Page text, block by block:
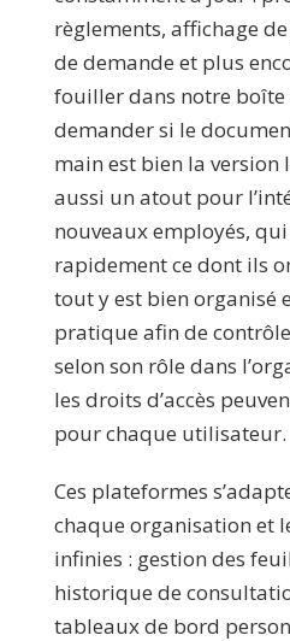
règlements, affichage
de demande et plus
fouiller dans notre
demander si le
main est bien la version
aussi un atout pour
nouveaux employés,
rapidement ce dont ils
tout y est bien organisé
pratique afin de
selon son rôle dans
les droits d’accès
pour chaque utilisateur.
Ces plateformes
chaque organisation et
infinies : gestion des
historique de
tableaux de bord